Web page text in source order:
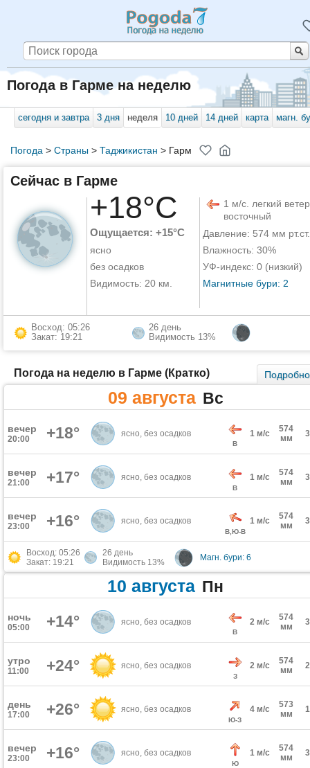
Погода в Гарме на неделю
сегодня и завтра 3 дня неделя 10 дней 14 дней карта магн.
Погода > Страны> Таджикистан > Гарм
Сейчас в Гарме
+18°C
Ощущается: +15°C
ясно
без осадков
Видимость: 20 км.
1 м/с. легкий
восточный
Давление: 574 мм рт.ст.
Влажность: 30%
УФ-индекс: 0 (низкий)
Магнитные бури: 2
Восход: 05:26
Закат: 19:21
26 день
Видимость 13%
Погода на неделю в Гарме (Кратко) Подробно
09 августа Вс
вечер
20:00 +18° ясно, без осадков
В
1 м/с
574
мм
вечер
21:00 +17° ясно, без осадков
В
1 м/с
574
мм
вечер
23:00 +16° ясно, без осадков
В,Ю-В
1 м/с
574
мм
Восход: 05:26
Закат: 19:21
26 день
Видимость 13%
Магн. бури: 6
10 августа Пн
ночь
05:00 +14° ясно, без осадков
В
2 м/с
574
мм
утро
11:00 +24° ясно, без осадков
З
2 м/с
574
мм
день
17:00 +26° ясно, без осадков
Ю-З
4 м/с
573
мм
вечер
23:00 +16° ясно, без осадков
Ю
1 м/с
574
мм